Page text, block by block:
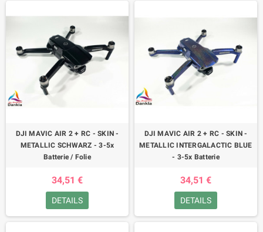
DJI MAVIC AIR 2 + RC - SKIN -
METALLIC SCHWARZ - 3-5x
Batterie / Folie
34,51 €
DETAILS
DJI MAVIC AIR 2 + RC - SKIN -
METALLIC INTERGALACTIC BLUE
- 3-5x Batterie
34,51 €
DETAILS